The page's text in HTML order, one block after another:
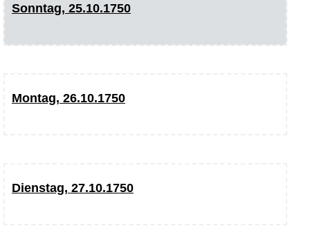
Sonntag, 25.10.1750
Montag, 26.10.1750
Dienstag, 27.10.1750